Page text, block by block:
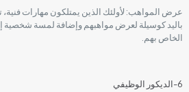
عرض المواهب: لأولئك الذين يمتلكون مهارات فنية،
باليد كوسيلة لعرض مواهبهم وإضافة لمسة شخصية
الخاص بهم.
6-الديكور الوظيفي